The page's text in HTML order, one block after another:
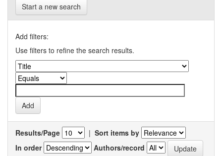
Start a new search
Add filters:
Use filters to refine the search results.
Results/Page | Sort items by
In order
Authors/record